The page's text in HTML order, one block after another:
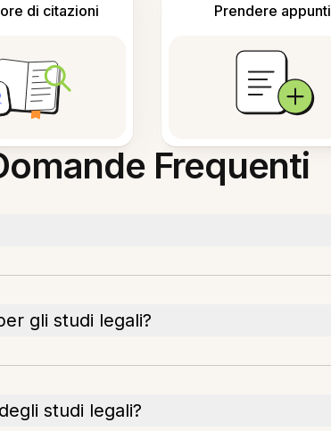
di citazioni Prendere appunti
Frequenti
gli studi legali?
studi legali?